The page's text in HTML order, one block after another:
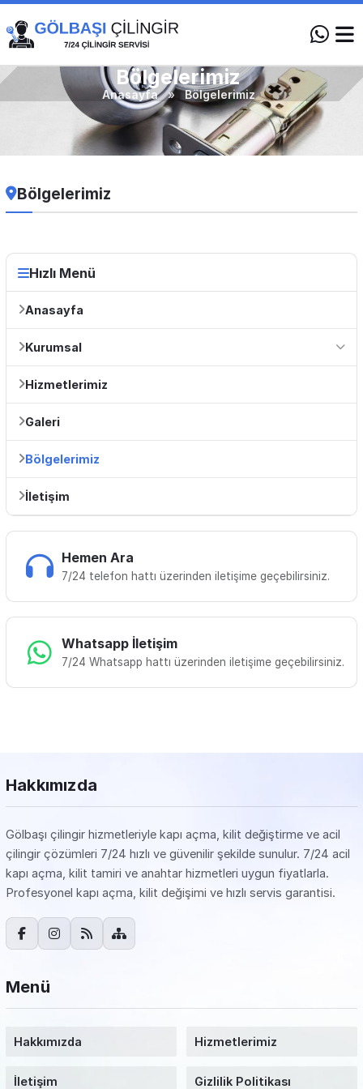
Bölgelerimiz
Anasayfa » Bölgelerimiz
Bölgelerimiz
Hızlı Menü
Anasayfa
Kurumsal
Hizmetlerimiz
Galeri
Bölgelerimiz
İletişim
Hemen Ara
7/24 telefon hattı üzerinden iletişime geçebilirsiniz.
Whatsapp İletişim
7/24 Whatsapp hattı üzerinden iletişime geçebilirsiniz.
Hakkımızda
Gölbaşı çilingir hizmetleriyle kapı açma, kilit değiştirme ve acil
çilingir çözümleri 7/24 hızlı ve güvenilir şekilde sunulur. 7/24 acil
kapı açma, kilit tamiri ve anahtar hizmetleri uygun fiyatlarla.
Profesyonel kapı açma, kilit değişimi ve hızlı servis garantisi.
Menü
Hakkımızda Hizmetlerimiz
İletişim Gizlilik Politikası